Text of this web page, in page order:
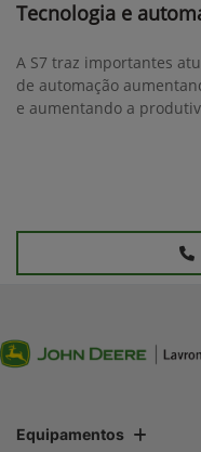
Tecnologia e
A S7 traz importantes
de automação
e aumentando a
Equipamentos